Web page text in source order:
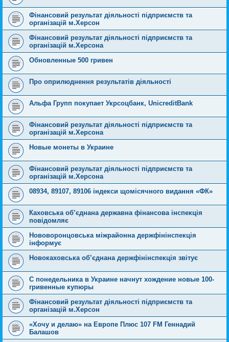
Фінансовий результат діяльності підприємств та
організацій м.Херсон
Фінансовий результат діяльності підприємств та
організацій м.Херсона
Обновленные 500 гривен
Про оприлюднення результатів діяльності
Альфа Групп покупает Укрсоцбанк, UnicreditBank
Фінансовий результат діяльності підприємств та
організацій м.Херсона
Новые монеты в Украине
Фінансовий результат діяльності підприємств та
організацій м.Херсона
08934, 89107, 89106 індекси щомісячного видання «ФК»
Каховська об’єднана державна фінансова інспекція
повідомляє
Нововоронцовська міжрайонна держфінінспекція
інформує
Новокаховська об’єднана держфінінспекція звітує
С понедельника в Украине начнут хождение новые 100-
гривенные купюры
Фінансовий результат діяльності підприємств та
організацій м.Херсон
«Хочу и делаю» на Европе Плюс 107 FM Геннадий
Балашов